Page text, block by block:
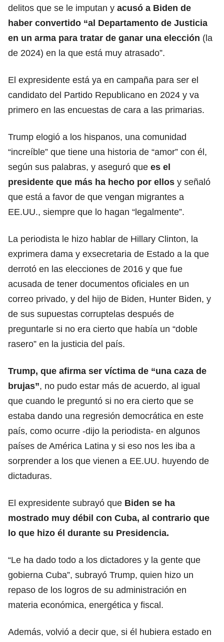
delitos que se le imputan y acusó a Biden de
haber convertido “al Departamento de Justicia
en un arma para tratar de ganar una elección (la
de 2024) en la que está muy atrasado”.
El expresidente está ya en campaña para ser el
candidato del Partido Republicano en 2024 y va
primero en las encuestas de cara a las primarias.
Trump elogió a los hispanos, una comunidad
“increíble” que tiene una historia de “amor” con él,
según sus palabras, y aseguró que es el
presidente que más ha hecho por ellos y señaló
que está a favor de que vengan migrantes a
EE.UU., siempre que lo hagan “legalmente”.
La periodista le hizo hablar de Hillary Clinton, la
exprimera dama y exsecretaria de Estado a la que
derrotó en las elecciones de 2016 y que fue
acusada de tener documentos oficiales en un
correo privado, y del hijo de Biden, Hunter Biden, y
de sus supuestas corruptelas después de
preguntarle si no era cierto que había un “doble
rasero” en la justicia del país.
Trump, que afirma ser víctima de “una caza de
brujas”, no pudo estar más de acuerdo, al igual
que cuando le preguntó si no era cierto que se
estaba dando una regresión democrática en este
país, como ocurre -dijo la periodista- en algunos
países de América Latina y si eso nos les iba a
sorprender a los que vienen a EE.UU. huyendo de
dictaduras.
El expresidente subrayó que Biden se ha
mostrado muy débil con Cuba, al contrario que
lo que hizo él durante su Presidencia.
“Le ha dado todo a los dictadores y la gente que
gobierna Cuba”, subrayó Trump, quien hizo un
repaso de los logros de su administración en
materia económica, energética y fiscal.
Además, volvió a decir que, si él hubiera estado en